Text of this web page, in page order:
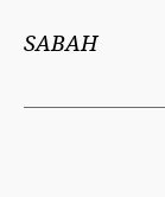
La
SABAH